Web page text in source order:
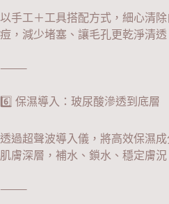
以手工＋工具搭配方式，細心清
痘，減少堵塞、讓毛孔更乾淨清透
⸻
6️⃣ 保濕導入：玻尿酸滲透到底層
透過超聲波導入儀，將高效保濕
肌膚深層，補水、鎖水、穩定膚況
⸻